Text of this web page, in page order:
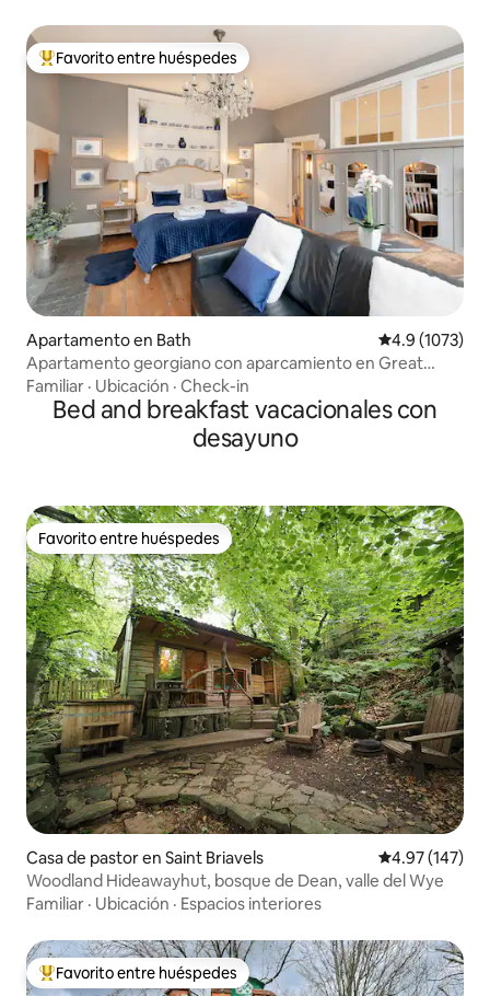
Favorito entre huéspedes preferido
Favorito entre huéspedes
Apartamento en Bath Calificación
4.9 (1073)
Apartamento georgiano con aparcamiento en Great
Pulteney Street
Familiar · Ubicación · Check-in
Bed and breakfast vacacionales con
desayuno
Favorito entre huéspedes
Favorito entre huéspedes
Casa de pastor en Saint Briavels Calificación
4.97 (147)
Woodland Hideawayhut, bosque de Dean, valle del Wye
Familiar · Ubicación · Espacios interiores
Favorito entre huéspedes preferido
Favorito entre huéspedes